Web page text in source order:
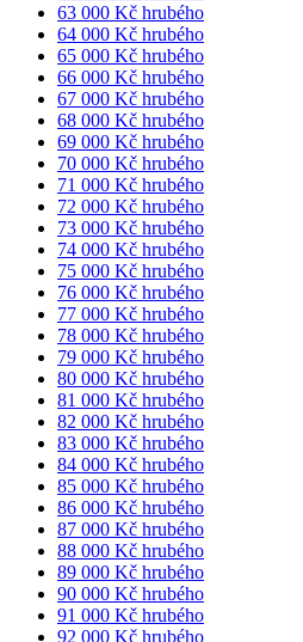
63 000 Kč hrubého
64 000 Kč hrubého
65 000 Kč hrubého
66 000 Kč hrubého
67 000 Kč hrubého
68 000 Kč hrubého
69 000 Kč hrubého
70 000 Kč hrubého
71 000 Kč hrubého
72 000 Kč hrubého
73 000 Kč hrubého
74 000 Kč hrubého
75 000 Kč hrubého
76 000 Kč hrubého
77 000 Kč hrubého
78 000 Kč hrubého
79 000 Kč hrubého
80 000 Kč hrubého
81 000 Kč hrubého
82 000 Kč hrubého
83 000 Kč hrubého
84 000 Kč hrubého
85 000 Kč hrubého
86 000 Kč hrubého
87 000 Kč hrubého
88 000 Kč hrubého
89 000 Kč hrubého
90 000 Kč hrubého
91 000 Kč hrubého
92 000 Kč hrubého